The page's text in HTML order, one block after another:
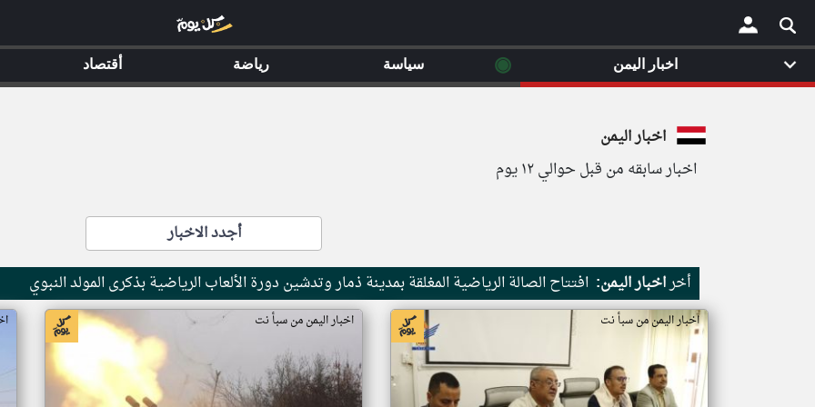
×
اخبار اليمن
اخبار سابقه من قبل حوالي ١٢ يوم
أجدد الاخبار
أخراخبار اليمن: افتتاح الصالة الرياضية المغلقة بمدينة ذمار وتدشين دورة الألعاب الرياضية بذكرى المولد النبوي
اخبار اليمن من سبأ نت اخبار اليمن من سبأ نت
اخبار اليمن ◉ سياسة رياضة أقتصاد